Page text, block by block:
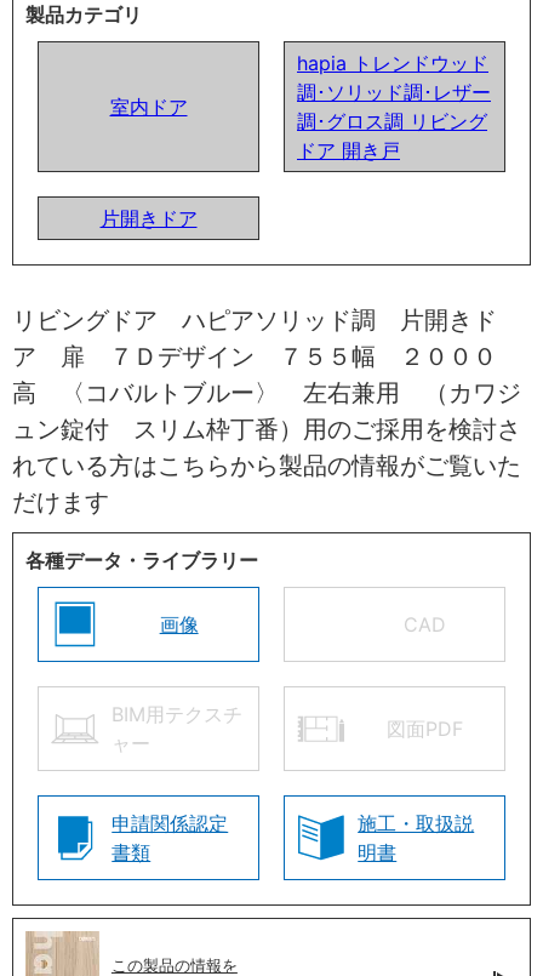
製品カテゴリ
室内ドア
hapia トレンドウッド
調･ソリッド調･レザー
調･グロス調 リビング
ドア 開き戸
片開きドア
リビングドア ハピアソリッド調 片開きド
ア 扉 ７Ｄデザイン ７５５幅 ２０００
高 〈コバルトブルー〉 左右兼用 （カワジ
ュン錠付 スリム枠丁番）用のご採用を検討さ
れている方はこちらから製品の情報がご覧いた
だけます
各種データ・ライブラリー
画像 CAD
BIM用テクスチ
ャー
図面PDF
申請関係認定
書類
施工・取扱説
明書
この製品の情報を